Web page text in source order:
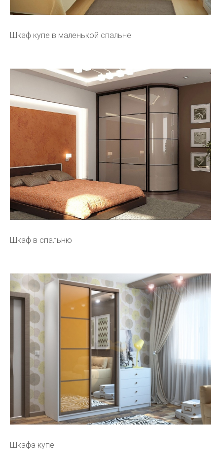
Шкаф купе в маленькой спальне
Шкаф в спальню
Шкафа купе